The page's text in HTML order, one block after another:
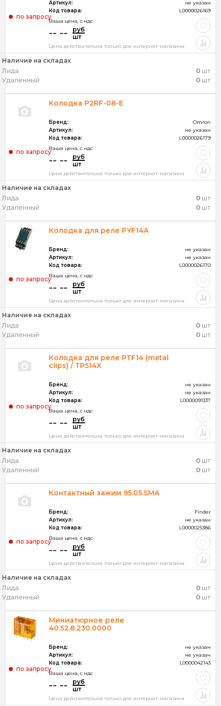
Артикул:
не указан
Код товара:
L0000026169
Ваша цена, c ндс
-- --
руб
шт
по запросу
Цена действительна только для интернет-магазина
Наличие на складах
Лида 0 шт
Удаленный
0 шт
Колодка P2RF-08-Е
Бренд:
Omron
Артикул:
не указан
Код товара:
L0000026179
Ваша цена, c ндс
-- --
руб
шт
по запросу
Цена действительна только для интернет-магазина
Наличие на складах
Лида 0 шт
Удаленный
0 шт
Колодка для реле PYF14A
Бренд:
не указан
Артикул:
не указан
Код товара:
L0000026170
Ваша цена, c ндс
-- --
руб
шт
по запросу
Цена действительна только для интернет-магазина
Наличие на складах
Лида 0 шт
Удаленный
0 шт
Колодка для реле PTF14 (metal
clips) / TP514X
Бренд:
не указан
Артикул:
не указан
Код товара:
L0000091337
Ваша цена, c ндс
-- --
руб
шт
по запросу
Цена действительна только для интернет-магазина
Наличие на складах
Лида 0 шт
Удаленный
0 шт
Контактный зажим 95.05.SMA
Бренд:
Finder
Артикул:
не указан
Код товара:
L0000025386
Ваша цена, c ндс
-- --
руб
шт
по запросу
Цена действительна только для интернет-магазина
Наличие на складах
Лида 0 шт
Удаленный
0 шт
Миниатюрное реле
40.52.8.230.0000
Бренд:
не указан
Артикул:
не указан
Код товара:
L0000042143
Ваша цена, c ндс
-- --
руб
шт
по запросу
Цена действительна только для интернет-магазина